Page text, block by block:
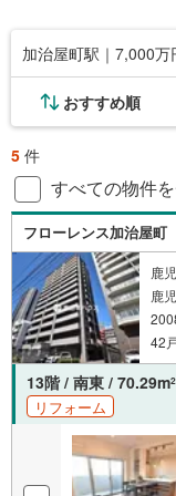
加治屋町駅｜7,000万
おすすめ順
5 件
すべての物件
フローレンス加治屋町
鹿
鹿
42
13階 / 南東 / 70.29m2
リフォーム